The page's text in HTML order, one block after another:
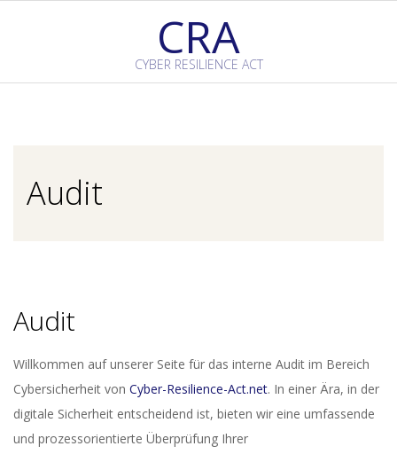
CRA
CYBER RESILIENCE ACT
Audit
Audit
Willkommen auf unserer Seite für das interne Audit im Bereich
Cybersicherheit von Cyber-Resilience-Act.net. In einer Ära, in der
digitale Sicherheit entscheidend ist, bieten wir eine umfassende
und prozessorientierte Überprüfung Ihrer